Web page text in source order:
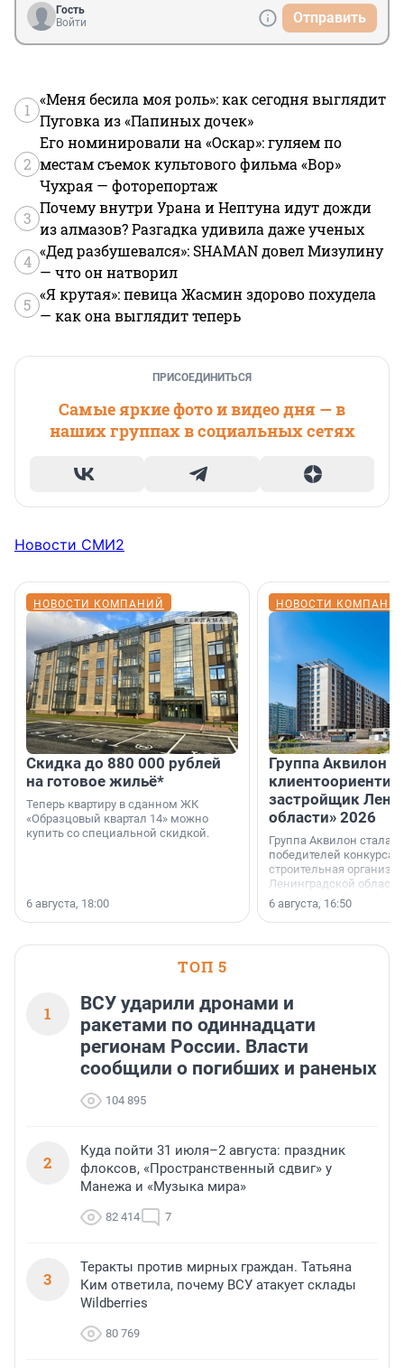
Гость
Войти
Отправить
1
«Меня бесила моя роль»: как сегодня выглядит
Пуговка из «Папиных дочек»
2
Его номинировали на «Оскар»: гуляем по
местам съемок культового фильма «Вор»
Чухрая — фоторепортаж
3
Почему внутри Урана и Нептуна идут дожди
из алмазов? Разгадка удивила даже ученых
4
«Дед разбушевался»: SHAMAN довел Мизулину
— что он натворил
5
«Я крутая»: певица Жасмин здорово похудела
— как она выглядит теперь
ПРИСОЕДИНИТЬСЯ
Самые яркие фото и видео дня — в
наших группах в социальных сетях
Новости СМИ2
НОВОСТИ КОМПАНИЙ
Скидка до 880 000 рублей
на готовое жильё*
Теперь квартиру в сданном ЖК
«Образцовый квартал 14» можно
купить со специальной скидкой.
6 августа, 18:00
НОВОСТИ
Группа Аквилон
застройщик
области» 2026
Группа Аквилон стала
победителей конкурса
строительная
Ленинградской области
номинации «Самый
застройщик
области».
6 августа, 16:50
ТОП 5
1
ВСУ ударили дронами и
ракетами по одиннадцати
регионам России. Власти
сообщили о погибших и раненых
104 895
2
Куда пойти 31 июля–2 августа: праздник
флоксов, «Пространственный сдвиг» у
Манежа и «Музыка мира»
82 414 7
3
Теракты против мирных граждан. Татьяна
Ким ответила, почему ВСУ атакует склады
Wildberries
80 769